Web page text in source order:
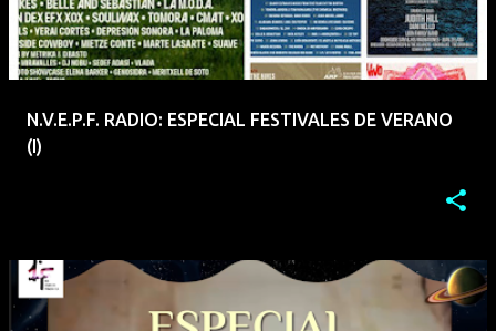
N.V.E.P.F. RADIO: ESPECIAL FESTIVALES DE VERANO
(I)